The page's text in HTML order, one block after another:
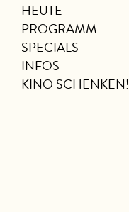
HEUTE
PROGRAMM
SPECIALS
INFOS
KINO SCHENKEN!